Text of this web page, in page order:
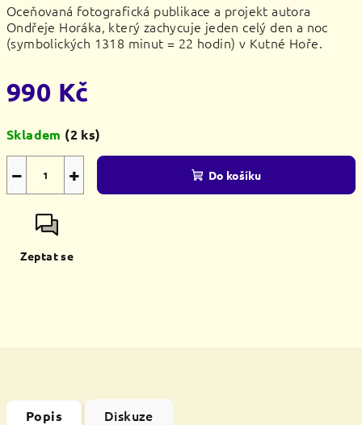
Oceňovaná fotografická publikace a projekt autora
Ondřeje Horáka, který zachycuje jeden celý den a noc
(symbolických 1318 minut = 22 hodin) v Kutné Hoře.
990 Kč
cena:
Skladem (2 ks)
+
− Do košíku
Zeptat se
Popis Diskuze